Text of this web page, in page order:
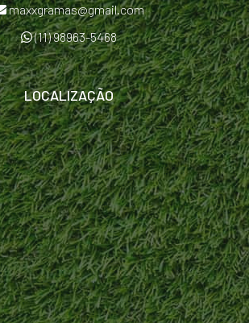
maxxgramas@gmail.com
(11) 98963-5468
LOCALIZAÇÃO